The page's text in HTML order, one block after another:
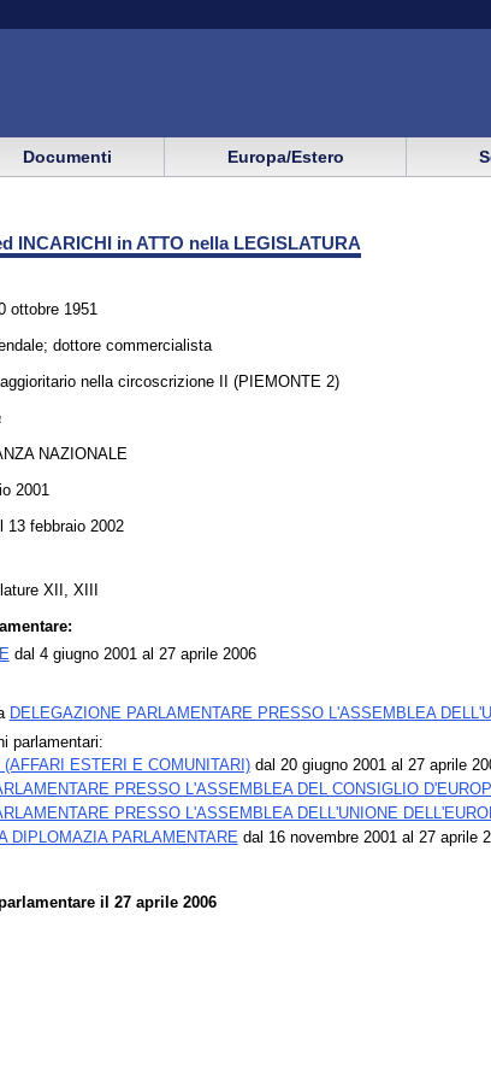
Documenti Europa/Estero
INCARICHI in ATTO nella LEGISLATURA
ottobre 1951
dottore commercialista
nella circoscrizione II (PIEMONTE 2)
NAZIONALE
2001
13 febbraio 2002
XII, XIII
dal 4 giugno 2001 al 27 aprile 2006
DELEGAZIONE PARLAMENTARE PRESSO L'ASSEMBLEA
parlamentari:
ESTERI E COMUNITARI)dal 20 giugno 2001 al 27 aprile
PRESSO L'ASSEMBLEA DEL CONSIGLIO
PRESSO L'ASSEMBLEA DELL'UNIONE
DIPLOMAZIA PARLAMENTARE dal 16 novembre 2001 al 27 aprile
il 27 aprile 2006